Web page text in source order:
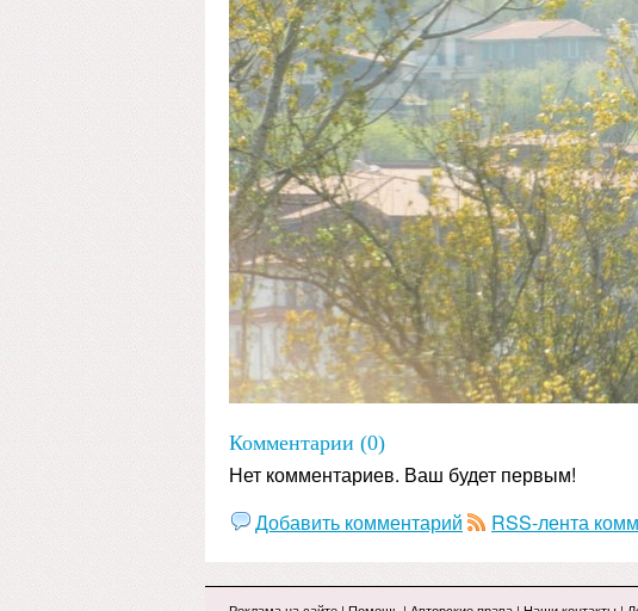
Комментарии (0)
Нет комментариев. Ваш будет первым!
Добавить комментарий
RSS-лента